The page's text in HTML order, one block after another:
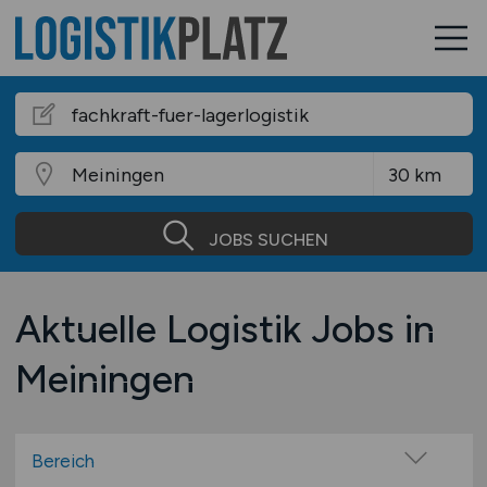
JOBS SUCHEN
Aktuelle Logistik Jobs in
Meiningen
Bereich